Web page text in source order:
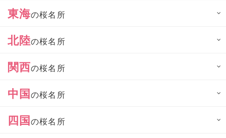
東海の桜名所
北陸の桜名所
関西の桜名所
中国の桜名所
四国の桜名所